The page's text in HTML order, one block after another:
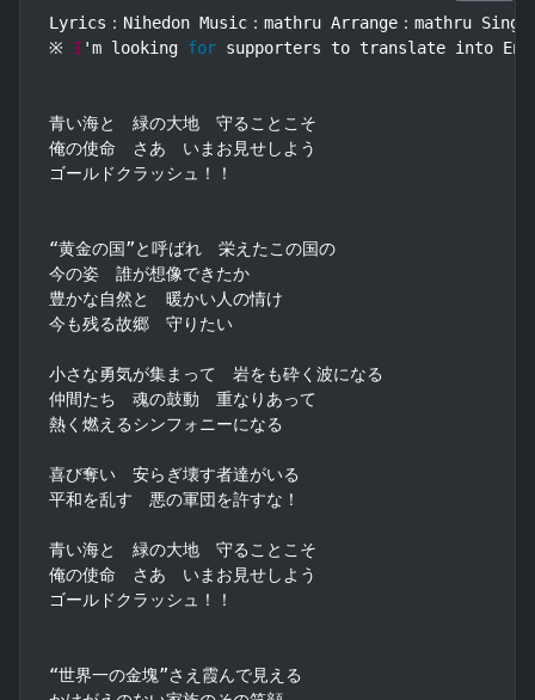
Lyrics：Nihedon Music：mathru Arrange：mathru Sing：
※ I 'm looking for supporters to translate into
青い海と　緑の大地　守ることこそ
俺の使命　さあ　いまお見せしよう
ゴールドクラッシュ！！
“黄金の国”と呼ばれ　栄えたこの国の
今の姿　誰が想像できたか
豊かな自然と　暖かい人の情け
今も残る故郷　守りたい
小さな勇気が集まって　岩をも砕く波になる
仲間たち　魂の鼓動　重なりあって
熱く燃えるシンフォニーになる
喜び奪い　安らぎ壊す者達がいる
平和を乱す　悪の軍団を許すな！
青い海と　緑の大地　守ることこそ
俺の使命　さあ　いまお見せしよう
ゴールドクラッシュ！！
“世界一の金塊”さえ霞んで見える